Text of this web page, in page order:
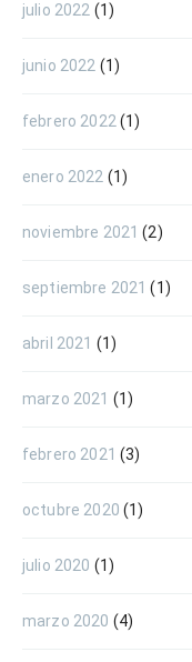
julio 2022 (1)
junio 2022 (1)
febrero 2022 (1)
enero 2022 (1)
noviembre 2021 (2)
septiembre 2021 (1)
abril 2021 (1)
marzo 2021 (1)
febrero 2021 (3)
octubre 2020 (1)
julio 2020 (1)
marzo 2020 (4)